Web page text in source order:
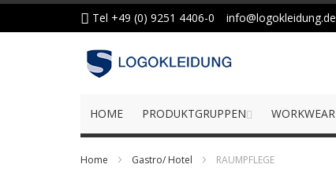
Zum
springen
Tel +49 (0) 9251 4406-0 info@logokleidung.de
HOME PRODUKTGRUPPEN WORKWEAR
Home Gastro/ Hotel RAUMPFLEGE